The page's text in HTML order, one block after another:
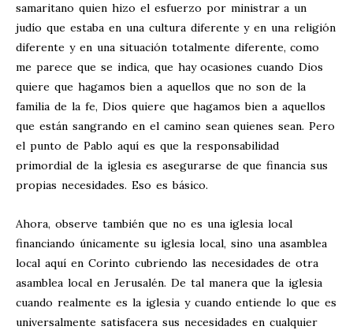
samaritano quien hizo el esfuerzo por ministrar a un
judío que estaba en una cultura diferente y en una religión
diferente y en una situación totalmente diferente, como
me parece que se indica, que hay ocasiones cuando Dios
quiere que hagamos bien a aquellos que no son de la
familia de la fe, Dios quiere que hagamos bien a aquellos
que están sangrando en el camino sean quienes sean. Pero
el punto de Pablo aquí es que la responsabilidad
primordial de la iglesia es asegurarse de que financia sus
propias necesidades. Eso es básico.
Ahora, observe también que no es una iglesia local
financiando únicamente su iglesia local, sino una asamblea
local aquí en Corinto cubriendo las necesidades de otra
asamblea local en Jerusalén. De tal manera que la iglesia
cuando realmente es la iglesia y cuando entiende lo que es
universalmente satisfacera sus necesidades en cualquier